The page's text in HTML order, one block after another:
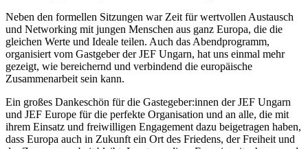
Neben den formellen Sitzungen war Zeit für wertvollen Austausch
und Networking mit jungen Menschen aus ganz Europa, die die
gleichen Werte und Ideale teilen. Auch das Abendprogramm,
organisiert vom Gastgeber der JEF Ungarn, hat uns einmal mehr
gezeigt, wie bereichernd und verbindend die europäische
Zusammenarbeit sein kann.
Ein großes Dankeschön für die Gastegeber:innen der JEF Ungarn
und JEF Europe für die perfekte Organisation und an alle, die mit
ihrem Einsatz und freiwilligen Engagement dazu beigetragen haben,
dass Europa auch in Zukunft ein Ort des Friedens, der Freiheit und